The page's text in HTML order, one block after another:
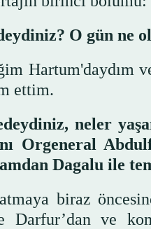
O gün ne
Hartum'daydım ve
ettim.
neler
Orgeneral
Dagalu ile
biraz
ve